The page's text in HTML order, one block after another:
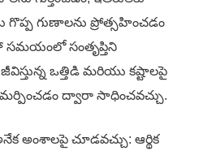
గుణాలను ప్రోత్సహించడం
సమయంలో సంతృప్తిని
ఒత్తిడి మరియు కష్టాలపై
ద్వారా సాధించవచ్చు.
అంశాలపై చూడవచ్చు: ఆర్థిక